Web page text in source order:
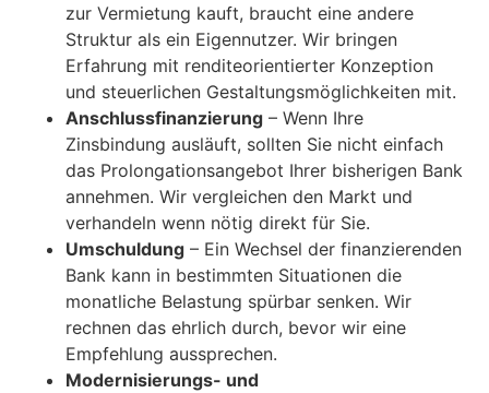
zur Vermietung kauft, braucht eine andere
Struktur als ein Eigennutzer. Wir bringen
Erfahrung mit renditeorientierter Konzeption
und steuerlichen Gestaltungsmöglichkeiten mit.
Anschlussfinanzierung – Wenn Ihre
Zinsbindung ausläuft, sollten Sie nicht einfach
das Prolongationsangebot Ihrer bisherigen Bank
annehmen. Wir vergleichen den Markt und
verhandeln wenn nötig direkt für Sie.
Umschuldung – Ein Wechsel der finanzierenden
Bank kann in bestimmten Situationen die
monatliche Belastung spürbar senken. Wir
rechnen das ehrlich durch, bevor wir eine
Empfehlung aussprechen.
Modernisierungs- und